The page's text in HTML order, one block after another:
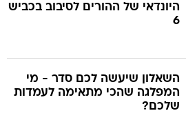
היונדאי של ההורים לסיבוב בכביש
6
השאלון שיעשה לכם סדר - מי
המפלגה שהכי מתאימה לעמדות
שלכם?